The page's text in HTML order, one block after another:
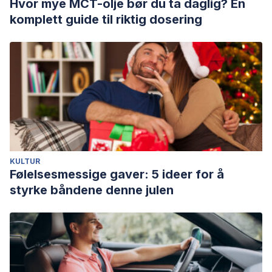
Hvor mye MCT-olje bør du ta daglig? En
komplett guide til riktig dosering
KULTUR
Følelsesmessige gaver: 5 ideer for å
styrke båndene denne julen